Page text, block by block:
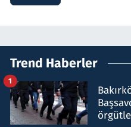
Trend Haberler
1